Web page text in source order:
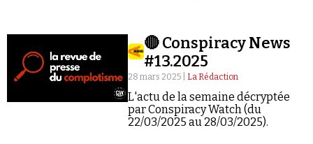
🔴 Conspiracy News
#13.2025
28 mars 2025 | La Rédaction
L'actu de la semaine décryptée
par Conspiracy Watch (du
22/03/2025 au 28/03/2025).